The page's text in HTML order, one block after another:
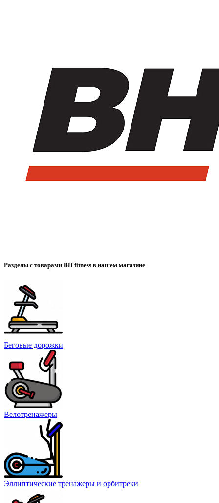
Разделы с товарами BH fitness в нашем магазине
Беговые дорожки
Велотренажеры
Эллиптические тренажеры и орбитреки